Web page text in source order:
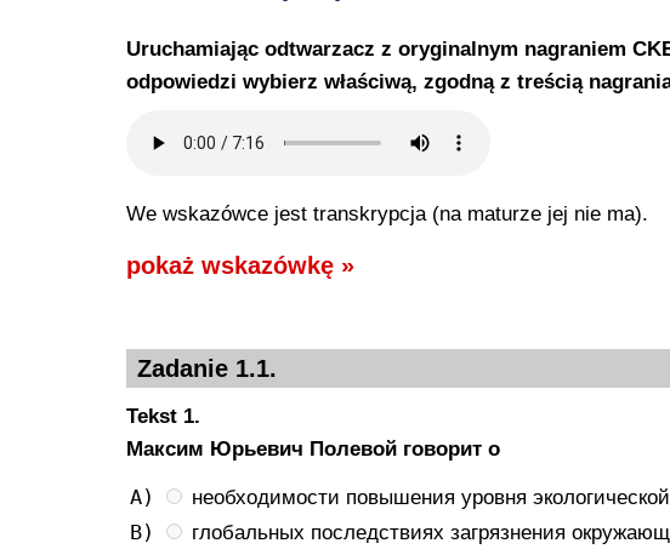
Uruchamiając odtwarzacz z oryginalnym nagraniem
odpowiedzi wybierz właściwą, zgodną z treścią
We wskazówce jest transkrypcja (na maturze jej nie ma).
pokaż wskazówkę »
Zadanie 1.1.
Tekst 1.
Максим Юрьевич Полевой говорит о
A) необходимости повышения уровня
B) глобальных последствиях загрязнения